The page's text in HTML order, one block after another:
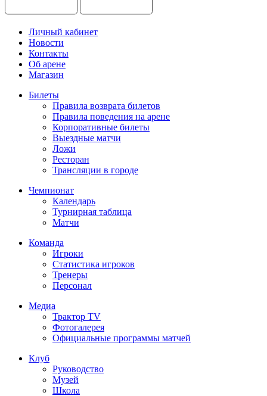
Личный кабинет
Новости
Контакты
Об арене
Магазин
Билеты
Правила возврата билетов
Правила поведения на арене
Корпоративные билеты
Выездные матчи
Ложи
Ресторан
Трансляции в городе
Чемпионат
Календарь
Турнирная таблица
Матчи
Команда
Игроки
Статистика игроков
Тренеры
Персонал
Медиа
Трактор TV
Фотогалерея
Официальные программы матчей
Клуб
Руководство
Музей
Школа